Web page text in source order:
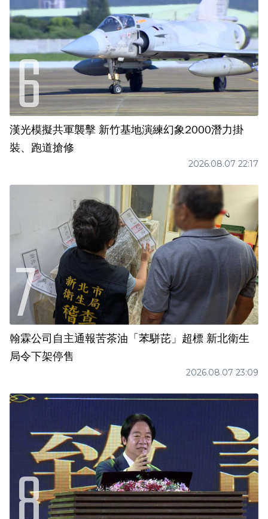
漢光模擬共軍襲擊 新竹基地演練幻象2000潛力掛
裝、跑道搶修
2026.08.07 22:17
翰霖公司自主通報苦茶油「苯駢芘」超標 新北衛生
局令下架停售
2026.08.07 23:09